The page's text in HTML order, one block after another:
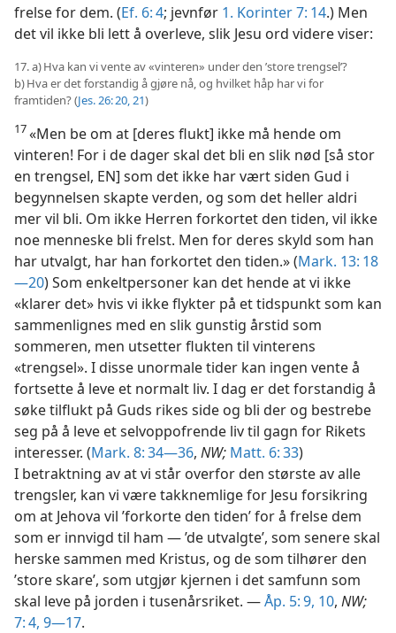
frelse for dem. (Ef. 6: 4; jevnfør 1. Korinter 7: 14.) Men
det vil ikke bli lett å overleve, slik Jesu ord videre viser:
17. a) Hva kan vi vente av «vinteren» under den ’store trengsel’?
b) Hva er det forstandig å gjøre nå, og hvilket håp har vi for
framtiden? (Jes. 26: 20, 21)
17«Men be om at [deres flukt] ikke må hende om
vinteren! For i de dager skal det bli en slik nød [så stor
en trengsel, EN] som det ikke har vært siden Gud i
begynnelsen skapte verden, og som det heller aldri
mer vil bli. Om ikke Herren forkortet den tiden, vil ikke
noe menneske bli frelst. Men for deres skyld som han
har utvalgt, har han forkortet den tiden.» (Mark. 13: 18
—20) Som enkeltpersoner kan det hende at vi ikke
«klarer det» hvis vi ikke flykter på et tidspunkt som kan
sammenlignes med en slik gunstig årstid som
sommeren, men utsetter flukten til vinterens
«trengsel». I disse unormale tider kan ingen vente å
fortsette å leve et normalt liv. I dag er det forstandig å
søke tilflukt på Guds rikes side og bli der og bestrebe
seg på å leve et selvoppofrende liv til gagn for Rikets
interesser. (Mark. 8: 34—36, NW; Matt. 6: 33)
I betraktning av at vi står overfor den største av alle
trengsler, kan vi være takknemlige for Jesu forsikring
om at Jehova vil ’forkorte den tiden’ for å frelse dem
som er innvigd til ham — ’de utvalgte’, som senere skal
herske sammen med Kristus, og de som tilhører den
’store skare’, som utgjør kjernen i det samfunn som
skal leve på jorden i tusenårsriket. —Åp. 5: 9, 10, NW;
7: 4, 9—17.